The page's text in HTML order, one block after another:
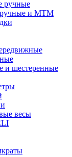
ручные
ручные и МТМ
и шестеренные
весы